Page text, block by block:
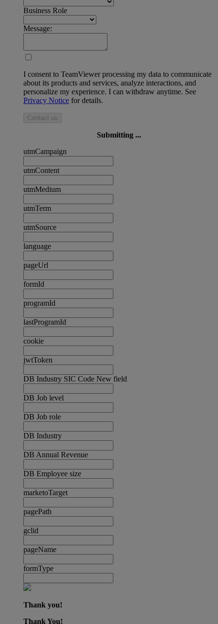
Business Role
Message:
I consent to TeamViewer processing my data to communicate
about its products and services, analyze interactions, and
personalize my experience. I can withdraw anytime. See
Privacy Notice for details.
Contact us
Submitting ...
utmCampaign
utmContent
utmMedium
utmTerm
utmSource
language
pageUrl
formId
programId
lastProgramId
cookie
jwtToken
DB Industry SIC Code New field
DB Job level
DB Job role
DB Industry
DB Annual Revenue
DB Employee size
marketoTarget
pagePath
gclid
pageName
formType
Thank you!
Thank You!